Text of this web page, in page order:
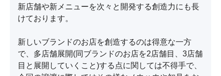
新店舗や新メニューを次々と開発する創造力にも長
けております。
新しいブランドのお店を創造するのは得意な一方
で、多店舗展開(同ブランドのお店を2店舗目、3店舗
目と展開していくこと)する点に関しては不得手で、